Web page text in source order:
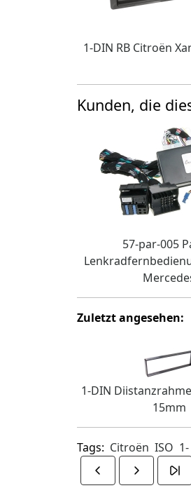
1-DIN RB Citroën
Kunden, die
57-par-005
Zuletzt angesehen:
1-DIN
15mm
Tags: Citroën ISO